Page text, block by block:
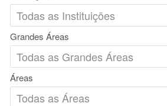
Grandes Áreas
Áreas